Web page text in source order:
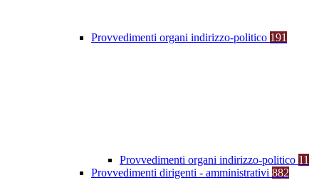
Provvedimenti organi indirizzo-politico 191
Provvedimenti organi indirizzo-politico 11
Provvedimenti dirigenti - amministrativi 882